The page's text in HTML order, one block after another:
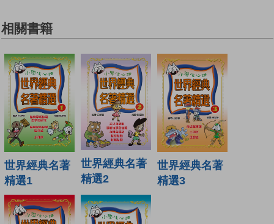
相關書籍
世界經典名著
精選1
世界經典名著
精選2
世界經典名著
精選3